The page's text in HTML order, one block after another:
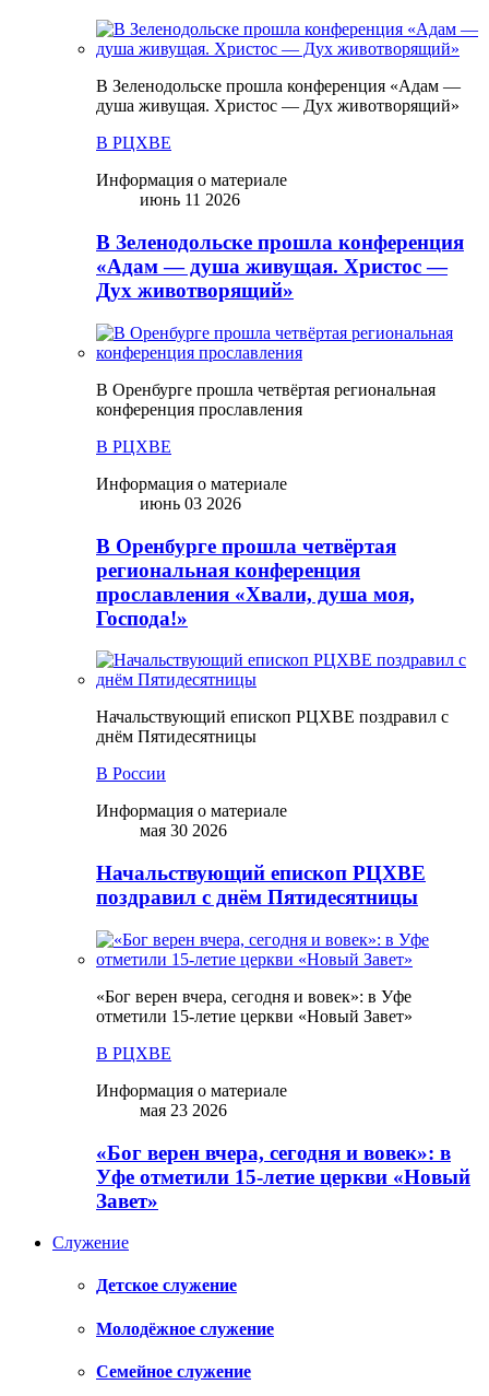
В Зеленодольске прошла конференция «Адам —
душа живущая. Христос — Дух животворящий»
В РЦХВЕ
Информация о материале
июнь 11 2026
В Зеленодольске прошла конференция
«Адам — душа живущая. Христос —
Дух животворящий»
В Оренбурге прошла четвёртая региональная
конференция прославления
В РЦХВЕ
Информация о материале
июнь 03 2026
В Оренбурге прошла четвёртая
региональная конференция
прославления «Хвали, душа моя,
Господа!»
Начальствующий епископ РЦХВЕ поздравил с
днём Пятидесятницы
В России
Информация о материале
мая 30 2026
Начальствующий епископ РЦХВЕ
поздравил с днём Пятидесятницы
«Бог верен вчера, сегодня и вовек»: в Уфе
отметили 15-летие церкви «Новый Завет»
В РЦХВЕ
Информация о материале
мая 23 2026
«Бог верен вчера, сегодня и вовек»: в
Уфе отметили 15-летие церкви «Новый
Завет»
Служение
Детское служение
Молодёжное служение
Семейное служение